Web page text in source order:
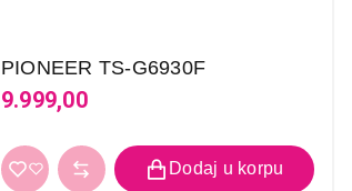
PIONEER TS-G6930F
9.999,00